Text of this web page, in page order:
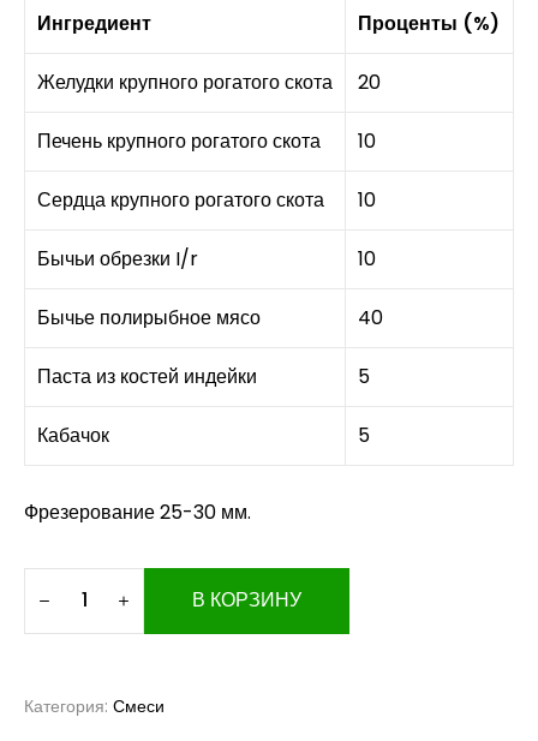
Ингредиент Проценты (%)
Желудки крупного рогатого скота 20
Печень крупного рогатого скота 10
Сердца крупного рогатого скота 10
Бычьи обрезки I/r 10
Бычье полирыбное мясо 40
Паста из костей индейки 5
Кабачок 5
Фрезерование 25-30 мм.
В КОРЗИНУ
Категория: Смеси